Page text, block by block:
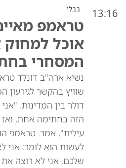
13:16 בבלי
טראמפ
אוכל למחוק
המסחרי
נשיא ארה"ב דונלד
דולר בין המדינות.
הזה בחתימה אחת,
עילית", אמר. טראמפ
לעשות הוא לומר: אני
שלכם. אני לא רוצה